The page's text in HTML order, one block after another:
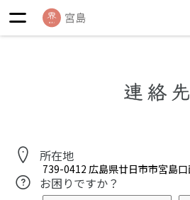
連絡先
所在地
739-0412 広島県廿日市市宮島
お困りですか？